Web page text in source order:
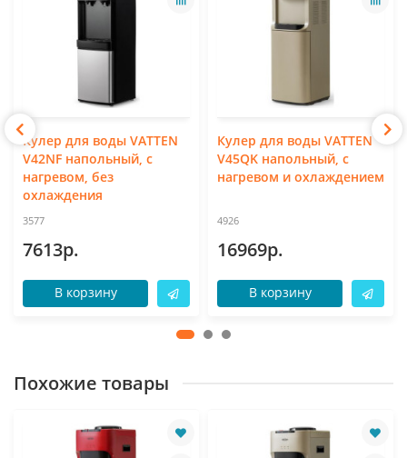
Кулер для воды VATTEN
V42NF напольный, с
нагревом, без
охлаждения
3577
7613р.
В корзину
Кулер для воды VATTEN
V45QK напольный, с
нагревом и охлаждением
4926
16969р.
В корзину
Похожие товары